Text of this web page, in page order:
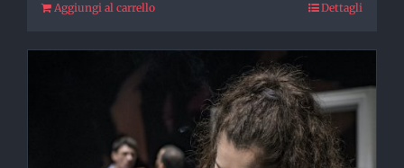
Aggiungi al carrello Dettagli